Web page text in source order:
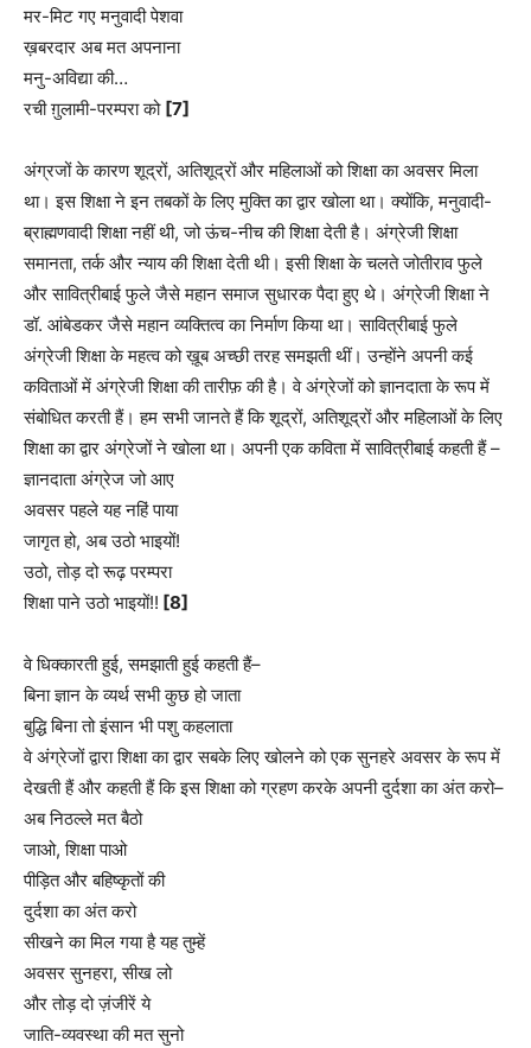
मर-मिट गए मनुवादी पेशवा
ख़बरदार अब मत अपनाना
मनु-अविद्या की…
रची ग़ुलामी-परम्परा को [7]
अंग्रजों के कारण शूद्रों, अतिशूद्रों और महिलाओं को शिक्षा का अवसर मिला
था। इस शिक्षा ने इन तबकों के लिए मुक्ति का द्वार खोला था। क्योंकि, मनुवादी-
ब्राह्मणवादी शिक्षा नहीं थी, जो ऊंच-नीच की शिक्षा देती है। अंग्रेजी शिक्षा
समानता, तर्क और न्याय की शिक्षा देती थी। इसी शिक्षा के चलते जोतीराव फुले
और सावित्रीबाई फुले जैसे महान समाज सुधारक पैदा हुए थे। अंग्रेजी शिक्षा ने
डॉ. आंबेडकर जैसे महान व्यक्तित्व का निर्माण किया था। सावित्रीबाई फुले
अंग्रेजी शिक्षा के महत्व को ख़ूब अच्छी तरह समझती थीं। उन्होंने अपनी कई
कविताओं में अंग्रेजी शिक्षा की तारीफ़ की है। वे अंग्रेजों को ज्ञानदाता के रूप में
संबोधित करती हैं। हम सभी जानते हैं कि शूद्रों, अतिशूद्रों और महिलाओं के लिए
शिक्षा का द्वार अंग्रेजों ने खोला था। अपनी एक कविता में सावित्रीबाई कहती हैं –
ज्ञानदाता अंग्रेज जो आए
अवसर पहले यह नहिं पाया
जागृत हो, अब उठो भाइयों!
उठो, तोड़ दो रूढ़ परम्परा
शिक्षा पाने उठो भाइयों!! [8]
वे धिक्कारती हुई, समझाती हुई कहती हैं–
बिना ज्ञान के व्यर्थ सभी कुछ हो जाता
बुद्धि बिना तो इंसान भी पशु कहलाता
वे अंग्रेजों द्वारा शिक्षा का द्वार सबके लिए खोलने को एक सुनहरे अवसर के रूप में
देखती हैं और कहती हैं कि इस शिक्षा को ग्रहण करके अपनी दुर्दशा का अंत करो–
अब निठल्ले मत बैठो
जाओ, शिक्षा पाओ
पीड़ित और बहिष्कृतों की
दुर्दशा का अंत करो
सीखने का मिल गया है यह तुम्हें
अवसर सुनहरा, सीख लो
और तोड़ दो ज़ंजीरें ये
जाति-व्यवस्था की मत सुनो